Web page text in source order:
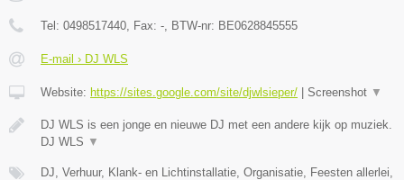
Tel: 0498517440 , Fax: - , BTW-nr: BE0628845555
E-mail › DJ WLS
Website: https://sites.google.com/site/djwlsieper/ | Screenshot ▼
DJ WLS is een jonge en nieuwe DJ met een andere kijk op muziek.
DJ WLS ▼
DJ, Verhuur, Klank- en Lichtinstallatie, Organisatie, Feesten allerlei,